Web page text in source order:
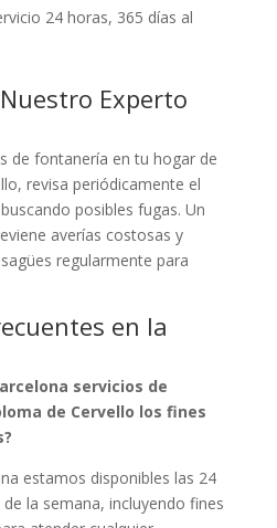
24 horas, 365 días al
Experto
de fontanería en tu hogar de
revisa periódicamente el
posibles fugas. Un
averías costosas y
regularmente para
en la
servicios de
de Cervello los fines
estamos disponibles las 24
la semana, incluyendo fines